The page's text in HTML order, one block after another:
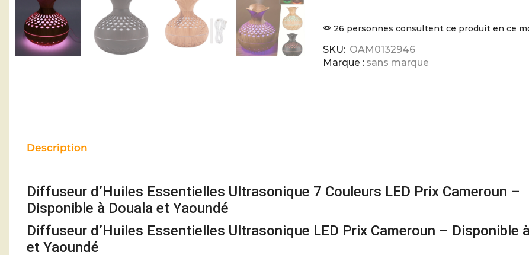
26 personnes consultent ce produit en ce
SKU: OAM0132946
Marque : sans marque
Description
Diffuseur d’Huiles Essentielles Ultrasonique 7 Couleurs LED Prix Cameroun –
Disponible à Douala et Yaoundé
Diffuseur d’Huiles Essentielles Ultrasonique LED Prix Cameroun – Disponible
et Yaoundé